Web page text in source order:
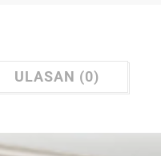
ULASAN (0)